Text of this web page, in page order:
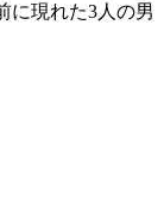
に現れた3人の男